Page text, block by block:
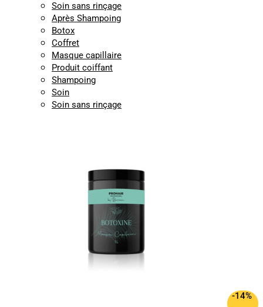
Soin sans rinçage
Après Shampoing
Botox
Coffret
Masque capillaire
Produit coiffant
Shampoing
Soin
Soin sans rinçage
-14%